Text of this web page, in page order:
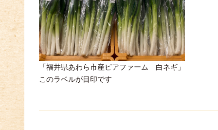
「福井県あわら市産ピアファーム 白ネギ」
このラベルが目印です